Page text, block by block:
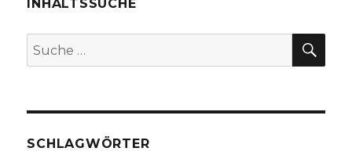
Bad
2017
INHALTSSUCHE
Suche
nach:
SCHLAGWÖRTER